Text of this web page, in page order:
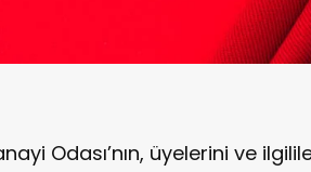
Odası’nın, üyelerini ve